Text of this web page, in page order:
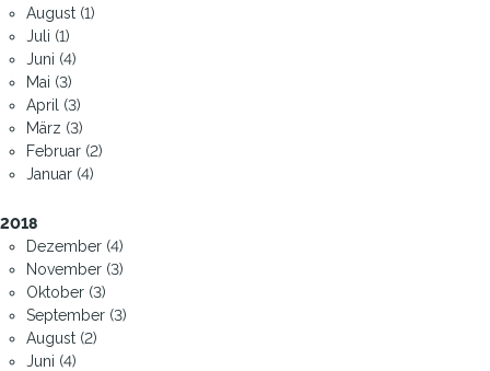
August (1)
Juli (1)
Juni (4)
Mai (3)
April (3)
März (3)
Februar (2)
Januar (4)
2018
Dezember (4)
November (3)
Oktober (3)
September (3)
August (2)
Juni (4)